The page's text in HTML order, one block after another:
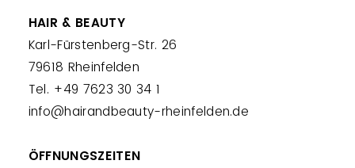
HAIR & BEAUTY
Karl-Fürstenberg-Str. 26
79618 Rheinfelden
Tel. +49 7623 30 34 1
info@hairandbeauty-rheinfelden.de
ÖFFNUNGSZEITEN